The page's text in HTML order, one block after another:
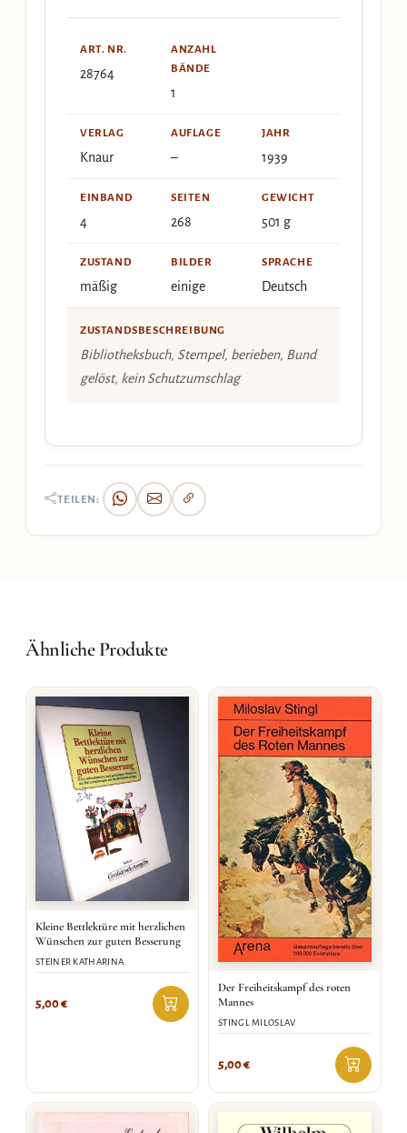
ART. NR.
28764
ANZAHL
BÄNDE
1
VERLAG
Knaur
AUFLAGE
–
JAHR
1939
EINBAND
4
SEITEN
268
GEWICHT
501 g
ZUSTAND
mäßig
BILDER
einige
SPRACHE
Deutsch
ZUSTANDSBESCHREIBUNG
Bibliotheksbuch, Stempel, berieben, Bund
gelöst, kein Schutzumschlag
TEILEN:
Ähnliche Produkte
Kleine Bettlektüre mit herzlichen
Wünschen zur guten Besserung
STEINER KATHARINA
5,00€
Der Freiheitskampf des roten
Mannes
STINGL MILOSLAV
5,00€